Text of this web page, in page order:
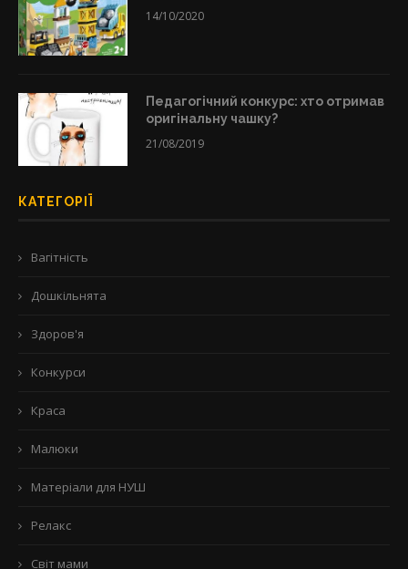
14/10/2020
Педагогічний конкурс: хто отримав
оригінальну чашку?
21/08/2019
КАТЕГОРІЇ
Вагітність
Дошкільнята
Здоров'я
Конкурси
Краса
Малюки
Матеріали для НУШ
Релакс
Світ мами